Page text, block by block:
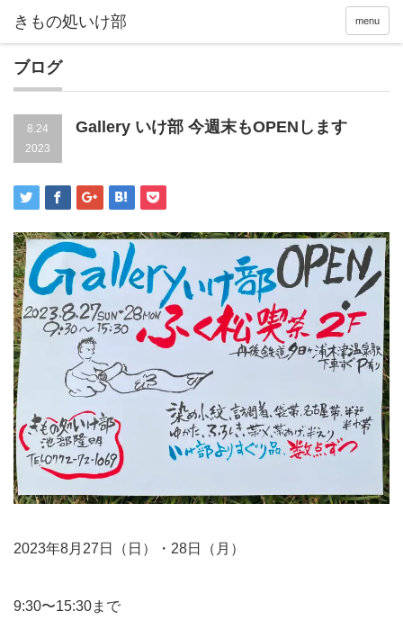
menu
ブログ
8.24
2023
Gallery いけ部 今週末もOPENします
2023年8月27日（日）・28日（月）
9:30〜15:30まで